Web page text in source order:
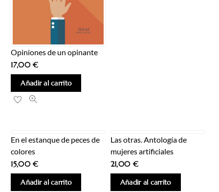
Opiniones de un opinante
17,00€
Añadir al carrito
En el estanque de peces de
colores
15,00€
Añadir al carrito
Las otras. Antología de
mujeres artificiales
21,00 €
Añadir al carrito